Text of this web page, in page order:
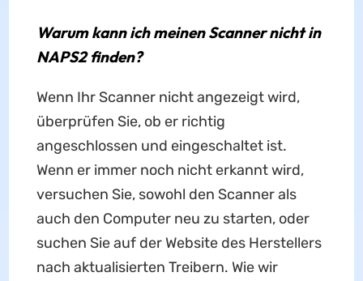
Warum kann ich meinen Scanner nicht in
NAPS2 finden?
Wenn Ihr Scanner nicht angezeigt wird,
überprüfen Sie, ob er richtig
angeschlossen und eingeschaltet ist.
Wenn er immer noch nicht erkannt wird,
versuchen Sie, sowohl den Scanner als
auch den Computer neu zu starten, oder
suchen Sie auf der Website des Herstellers
nach aktualisierten Treibern. Wie wir